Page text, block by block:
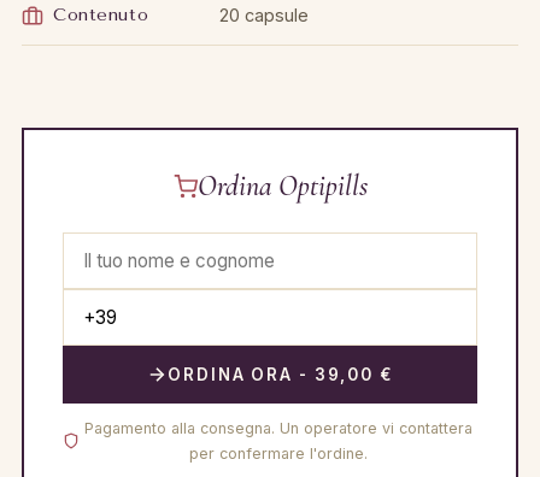
Contenuto 20 capsule
Ordina Optipills
ORDINA ORA - 39,00 €
Pagamento alla consegna. Un operatore vi contattera
per confermare l'ordine.